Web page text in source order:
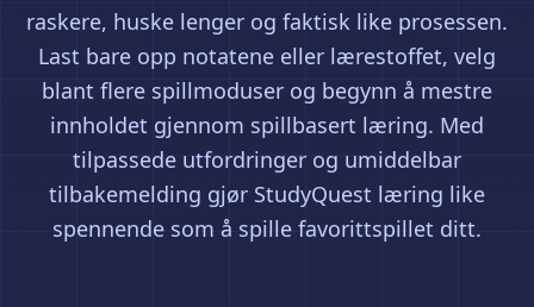
raskere, huske lenger og faktisk like prosessen.
Last bare opp notatene eller lærestoffet, velg
blant flere spillmoduser og begynn å mestre
innholdet gjennom spillbasert læring. Med
tilpassede utfordringer og umiddelbar
tilbakemelding gjør StudyQuest læring like
spennende som å spille favorittspillet ditt.